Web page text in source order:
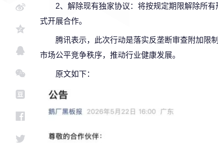
2、解除现有独家协议：将按规定期限解除所
式开展合作。
腾讯表示，此次行动是落实反垄断审查附加限
市场公平竞争秩序，推动行业健康发展。
原文如下：